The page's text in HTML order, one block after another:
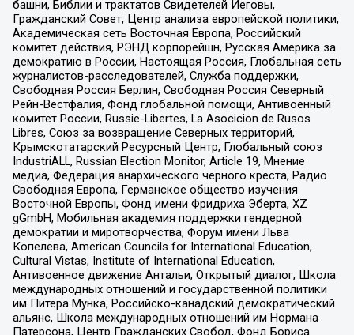
башни, Библии и трактатов Свидетелей Иеговы,
Гражданский Совет, Центр анализа европейской политики,
Академическая сеть Восточная Европа, Российский
комитет действия, РЭНД корпорейшн, Русская Америка за
демократию в России, Настоящая Россия, Глобальная сеть
журналистов-расследователей, Служба поддержки,
Свободная Россия Берлин, Свободная Россия Северный
Рейн-Вестфалия, Фонд глобальной помощи, Антивоенный
комитет России, Russie-Libertes, La Asocicion de Rusos
Libres, Союз за возвращение Северных территорий,
Крымскотатарский Ресурсный Центр, Глобальный союз
IndustriALL, Russian Election Monitor, Article 19, Мнение
медиа, Федерация анархического черного креста, Радио
Свободная Европа, Германское общество изучения
Восточной Европы, Фонд имени Фридриха Эберта, XZ
gGmbH, Мобильная академия поддержки гендерной
демократии и миротворчества, Форум имени Льва
Копелева, American Councils for International Education,
Cultural Vistas, Institute of International Education,
Антивоенное движение Антальи, Открытый диалог, Школа
международных отношений и государственной политики
им Питера Мунка, Российско-канадский демократический
альянс, Школа международных отношений им Нормана
Патерсона, Центр Гражданских Свобод, Фонд Бориса